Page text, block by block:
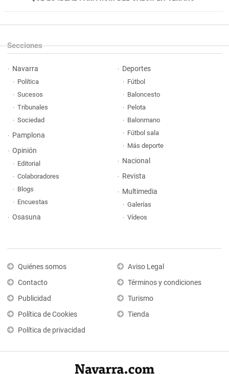
Secciones
Navarra
Política
Sucesos
Tribunales
Sociedad
Pamplona
Opinión
Editorial
Colaboradores
Blogs
Encuestas
Osasuna
Deportes
Fútbol
Baloncesto
Pelota
Balonmano
Fútbol sala
Más deporte
Nacional
Revista
Multimedia
Galerías
Vídeos
Quiénes somos
Contacto
Publicidad
Política de Cookies
Política de privacidad
Aviso Legal
Términos y condiciones
Turismo
Tienda